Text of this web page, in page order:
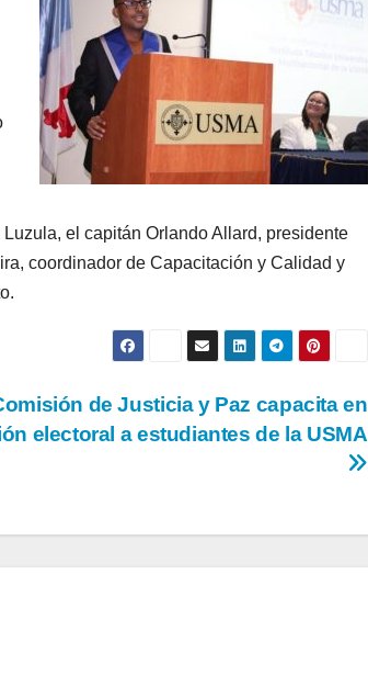
el capitán Orlando Allard, presidente
coordinador de Capacitación y Calidad y
de Justicia y Paz capacita en
electoral a estudiantes de la USMA